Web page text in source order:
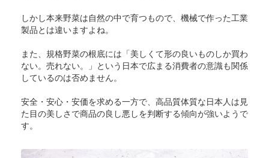
しかし本来野菜は自然の中で育つもので、機械で作った工業
製品とは違いますよね。
また、規格野菜の根底には「美しくて形の良いものしか買わ
ない。売れない。」という日本で広まる消費者の意識も関係
しているのは否めません。
安全・安心・安価を求める一方で、高品質体質な日本人は見
た目の美しさで商品の良し悪しを判断する傾向が強いようで
す。